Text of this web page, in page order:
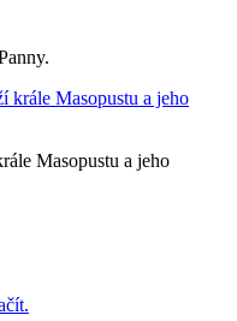
Masopustu a jeho